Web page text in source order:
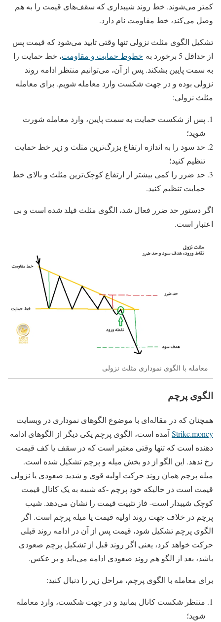
کمتر می‌شوند. خط روند شیبداری که سقف‌های قیمت را به هم
وصل می‌کند، خط مقاومت نام دارد.
تشکیل الگوی مثلث نزولی تنها وقتی تایید می‌شود که قیمت پس
از حداقل 5 برخورد به
خطوط حمایت و مقاومت، خط حمایت را
به سمت پایین بشکند. پس از آن، می‌توانیم منتظر ادامه روند
نزولی بوده و در جهت شکست وارد معامله شویم. برای معامله
مثلث نزولی:
پس از شکست حمایت به سمت پایین، وارد معامله شورت
شوید؛
حد سود را به اندازه ارتفاع بزرگ‌ترین مثلث و زیر خط حمایت
تنظیم کنید؛
حد ضرر را کمی‌ بیشتر از ارتفاع کوچک‌ترین مثلث و بالای خط
حمایت تنظیم کنید.
اگر دستور حد ضرر فعال شد، الگوی مثلث فیلد شده است و بی
اعتبار است.
معامله با الگوی نموداری مثلث نزولی
الگوی پرچم
همچنان که در مقاله‌ای با موضوع الگوهای نموداری در وبسایت
Strike.moneyآمده است، الگوی پرچم یکی دیگر از الگوهای ادامه
دهنده است که تنها وقتی معتبر است که در سقف یا کف قیمت
رخ ندهد. این الگو از دو بخش میله و پرچم تشکیل شده است.
میله پرچم همان روند حرکت اولیه قوی و شدید صعودی یا نزولی
قیمت است در حالیکه خود پرچم -که شبیه به یک کانال قیمت
کوچک شیبدار است- فاز تثبیت قیمت را نشان می‌دهد. شیب
پرچم در خلاف جهت روند اولیه قیمت یا میله پرچم است. اگر
الگوی پرچم تشکیل شود، قیمت پس از آن در ادامه روند قبلی
حرکت خواهد کرد، یعنی اگر روند قبل از تشکیل پرچم صعودی
باشد، بعد از الگو هم روند صعودی ادامه می‌یابد و بر عکس.
برای معامله با الگوی پرچم، مراحل زیر را دنبال کنید:
منتظر شکست کانال بمانید و در جهت شکست، وارد معامله
شوید؛